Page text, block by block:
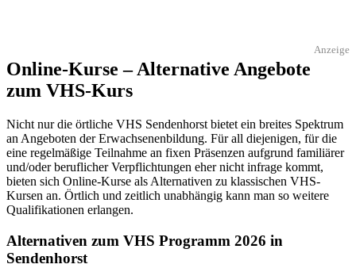
Anzeige
Online-Kurse – Alternative Angebote
zum VHS-Kurs
Nicht nur die örtliche VHS Sendenhorst bietet ein breites Spektrum
an Angeboten der Erwachsenenbildung. Für all diejenigen, für die
eine regelmäßige Teilnahme an fixen Präsenzen aufgrund familiärer
und/oder beruflicher Verpflichtungen eher nicht infrage kommt,
bieten sich Online-Kurse als Alternativen zu klassischen VHS-
Kursen an. Örtlich und zeitlich unabhängig kann man so weitere
Qualifikationen erlangen.
Alternativen zum VHS Programm 2026 in
Sendenhorst